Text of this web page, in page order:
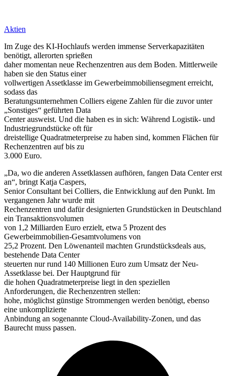
Aktien
Im Zuge des KI-Hochlaufs werden immense Serverkapazitäten
benötigt, allerorten sprießen
daher momentan neue Rechenzentren aus dem Boden. Mittlerweile
haben sie den Status einer
vollwertigen Assetklasse im Gewerbeimmobiliensegment erreicht,
sodass das
Beratungsunternehmen Colliers eigene Zahlen für die zuvor unter
„Sonstiges“ geführten Data
Center ausweist. Und die haben es in sich: Während Logistik- und
Industriegrundstücke oft für
dreistellige Quadratmeterpreise zu haben sind, kommen Flächen für
Rechenzentren auf bis zu
3.000 Euro.
„Da, wo die anderen Assetklassen aufhören, fangen Data Center erst
an“, bringt Katja Caspers,
Senior Consultant bei Colliers, die Entwicklung auf den Punkt. Im
vergangenen Jahr wurde mit
Rechenzentren und dafür designierten Grundstücken in Deutschland
ein Transaktionsvolumen
von 1,2 Milliarden Euro erzielt, etwa 5 Prozent des
Gewerbeimmobilien-Gesamtvolumens von
25,2 Prozent. Den Löwenanteil machten Grundstücksdeals aus,
bestehende Data Center
steuerten nur rund 140 Millionen Euro zum Umsatz der Neu-
Assetklasse bei. Der Hauptgrund für
die hohen Quadratmeterpreise liegt in den speziellen
Anforderungen, die Rechenzentren stellen:
hohe, möglichst günstige Strommengen werden benötigt, ebenso
eine unkomplizierte
Anbindung an sogenannte Cloud-Availability-Zonen, und das
Baurecht muss passen.